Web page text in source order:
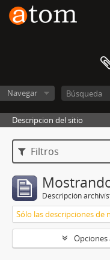
Navegar
Descripcion del sitio
Filtros
Descripción
Sólo las descripciones de
Opciones